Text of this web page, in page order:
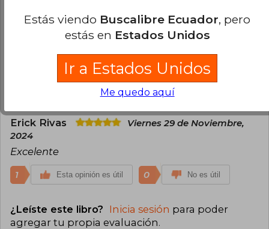
de Junio, 2025
Compra Verificada
plazo adecuado.
Esta opinión es útil 0
Erick Rivas
Viernes 29 de Noviembre,
2024
Excelente
1 Esta opinión es útil 0 No es útil
¿Leíste este libro? Inicia sesión para poder
agregar tu propia evaluación.
Estás viendo Buscalibre Ecuador, pero
estás en Estados Unidos
Ir a Estados Unidos
Me quedo aquí